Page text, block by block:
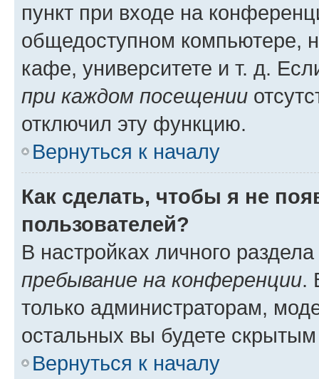
пункт при входе на
общедоступном компьютере,
кафе, университете и т. д.
при каждом посещении
отключил эту функцию.
Вернуться к началу
Как сделать, чтобы я не
пользователей?
В настройках личного
пребывание на конференции.
только администраторам,
остальных вы будете
Вернуться к началу